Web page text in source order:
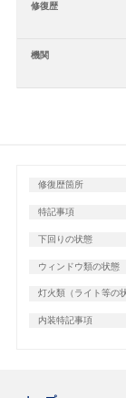
修復歴
機関
修復歴箇所
特記事項
下回りの状態
ウィンドウ類の状態
灯火類（ライト等の状
内装特記事項